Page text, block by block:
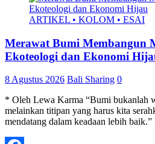
ARTIKEL • KOLOM • ESAI
Merawat Bumi Membangun
Ekoteologi dan Ekonomi
8 Agustus 2026 Bali Sharing 0
* Oleh Lewa Karma “Bumi bukanlah
melainkan titipan yang harus kita
mendatang dalam keadaan lebih